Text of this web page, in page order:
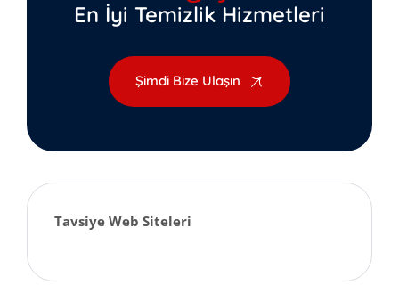
En İyi Temizlik Hizmetleri
Şimdi Bize Ulaşın
Tavsiye Web Siteleri